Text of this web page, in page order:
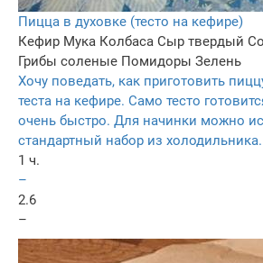
Пицца в духовке (тесто на кефире)
Кефир Мука Колбаса Сыр твердый
Грибы соленые Помидоры Зелень
Хочу поведать, как приготовить
теста на кефире. Само тесто
очень быстро. Для начинки можно
стандартный набор из
1 ч.
–
2.6
–